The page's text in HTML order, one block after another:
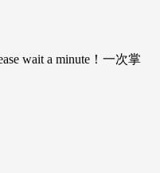
wait a minute！一次掌